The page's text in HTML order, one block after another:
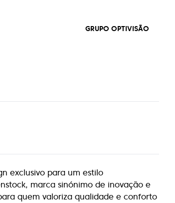
GRUPO OPTIVISÃO
exclusivo para um estilo
marca sinónimo de inovação e
quem valoriza qualidade e conforto